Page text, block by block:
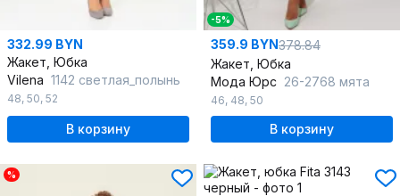
332.99 BYN
Жакет, Юбка
Vilena 1142 светлая_полынь
48, 50, 52
В корзину
-5%
359.9 BYN378.84
Жакет, Юбка
Мода Юрс 26-2768 мята
46, 48, 50
В корзину
%